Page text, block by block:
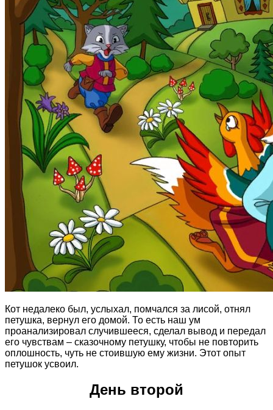
Кот недалеко был, услыхал, помчался за лисой, отнял
петушка, вернул его домой. То есть наш ум
проанализировал случившееся, сделал вывод и передал
его чувствам – сказочному петушку, чтобы не повторить
оплошность, чуть не стоившую ему жизни. Этот опыт
петушок усвоил.
День второй